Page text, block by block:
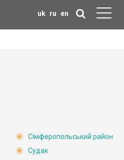
uk ru en
Сімферопольський район
Судак